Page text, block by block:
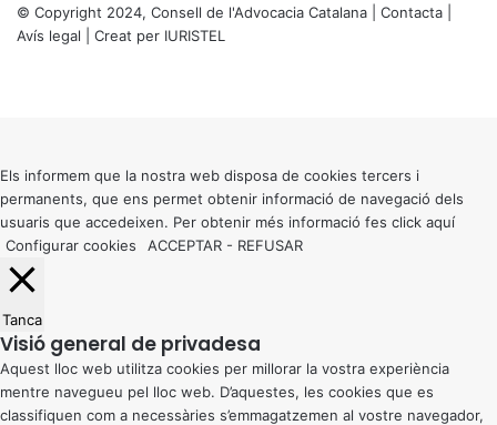
© Copyright 2024, Consell de l'Advocacia Catalana | Contacta
Avís legal | Creat per IURISTEL
button
Els informem que la nostra web disposa de cookies tercers i
permanents, que ens permet obtenir informació de navegació dels
usuaris que accedeixen. Per obtenir més informació fes click aquí
Configurar cookies
ACCEPTAR - REFUSAR
Tanca
Visió general de privadesa
Aquest lloc web utilitza cookies per millorar la vostra experiència
mentre navegueu pel lloc web. D’aquestes, les cookies que es
classifiquen com a necessàries s’emmagatzemen al vostre navegador,